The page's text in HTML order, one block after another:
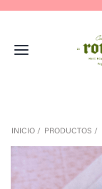
INICIO PRODUCTOS